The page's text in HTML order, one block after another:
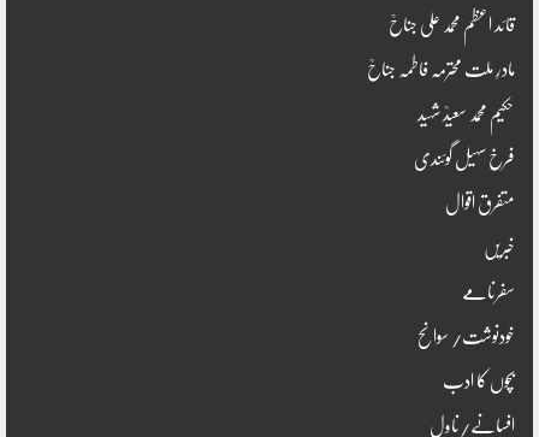
قائد اعظم محمد علی جناحؒ
مادرِ ملت محترمہ فاطمہ جناحؒ
حکیم محمد سعیدؒ شہید
فرخ سہیل گوئندی
متفرق اقوال
خبریں
سفرنامے
خودنوشت/ سوانح
بچوں کا ادب
افسانے/ناول